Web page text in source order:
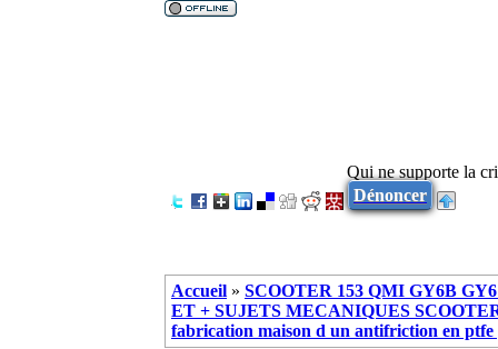
Qui ne supporte la
Dénoncer
Accueil » SCOOTER 153 QMI GY6B
ET + SUJETS MECANIQUES
fabrication maison d un antifriction en ptfe